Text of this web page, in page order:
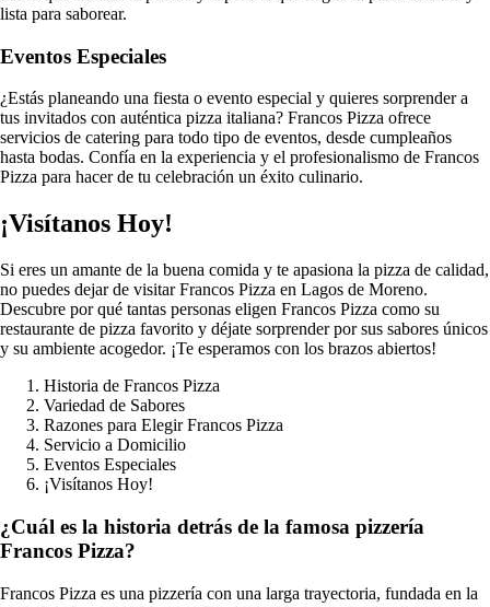
lista para saborear.
Eventos Especiales
¿Estás planeando una fiesta o evento especial y quieres sorprender a
tus invitados con auténtica pizza italiana? Francos Pizza ofrece
servicios de catering para todo tipo de eventos, desde cumpleaños
hasta bodas. Confía en la experiencia y el profesionalismo de Francos
Pizza para hacer de tu celebración un éxito culinario.
¡Visítanos Hoy!
Si eres un amante de la buena comida y te apasiona la pizza de calidad,
no puedes dejar de visitar Francos Pizza en Lagos de Moreno.
Descubre por qué tantas personas eligen Francos Pizza como su
restaurante de pizza favorito y déjate sorprender por sus sabores únicos
y su ambiente acogedor. ¡Te esperamos con los brazos abiertos!
Historia de Francos Pizza
Variedad de Sabores
Razones para Elegir Francos Pizza
Servicio a Domicilio
Eventos Especiales
¡Visítanos Hoy!
¿Cuál es la historia detrás de la famosa pizzería
Francos Pizza?
Francos Pizza es una pizzería con una larga trayectoria, fundada en la